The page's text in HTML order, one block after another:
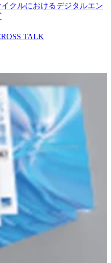
クルにおけるデジタルエン
TALK